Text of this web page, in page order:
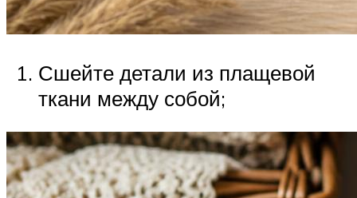
Сшейте детали из плащевой
ткани между собой;